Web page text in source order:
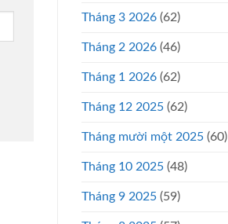
Tháng 3 2026 (62)
Tháng 2 2026 (46)
Tháng 1 2026 (62)
Tháng 12 2025 (62)
Tháng mười một 2025 (60)
Tháng 10 2025 (48)
Tháng 9 2025 (59)